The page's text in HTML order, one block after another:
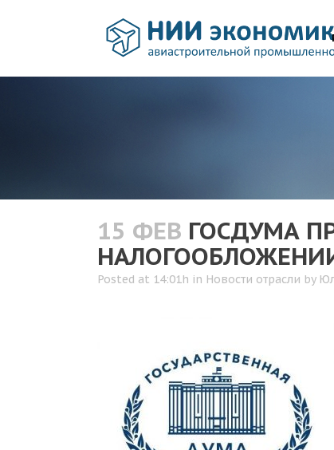
15 ФЕВ ГОСДУМА
Posted at 14:01h in Новости отрасли by